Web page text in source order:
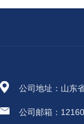
公司地址：山东
公司邮箱：